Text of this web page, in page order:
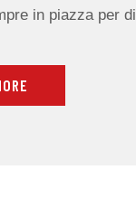
in piazza per